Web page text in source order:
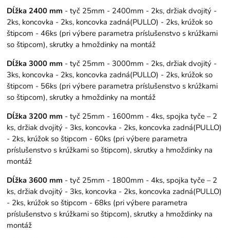
Dĺžka 2400 mm - tyč 25mm - 2400mm - 2ks, držiak dvojitý -
2ks, koncovka - 2ks, koncovka zadná(PULLO) - 2ks, krúžok so
štipcom - 46ks (pri výbere parametra príslušenstvo s krúžkami
so štipcom), skrutky a hmoždinky na montáž
Dĺžka 3000 mm - tyč 25mm - 3000mm - 2ks, držiak dvojitý -
3ks, koncovka - 2ks, koncovka zadná(PULLO) - 2ks, krúžok so
štipcom - 56ks (pri výbere parametra príslušenstvo s krúžkami
so štipcom), skrutky a hmoždinky na montáž
Dĺžka 3200 mm - tyč 25mm - 1600mm - 4ks, spojka tyče – 2
ks, držiak dvojitý - 3ks, koncovka - 2ks, koncovka zadná(PULLO)
- 2ks, krúžok so štipcom - 60ks (pri výbere parametra
príslušenstvo s krúžkami so štipcom), skrutky a hmoždinky na
montáž
Dĺžka 3600 mm - tyč 25mm - 1800mm - 4ks, spojka tyče – 2
ks, držiak dvojitý - 3ks, koncovka - 2ks, koncovka zadná(PULLO)
- 2ks, krúžok so štipcom - 68ks (pri výbere parametra
príslušenstvo s krúžkami so štipcom), skrutky a hmoždinky na
montáž